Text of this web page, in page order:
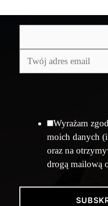
Wyrażam
moich danych
oraz na
drogą mailową